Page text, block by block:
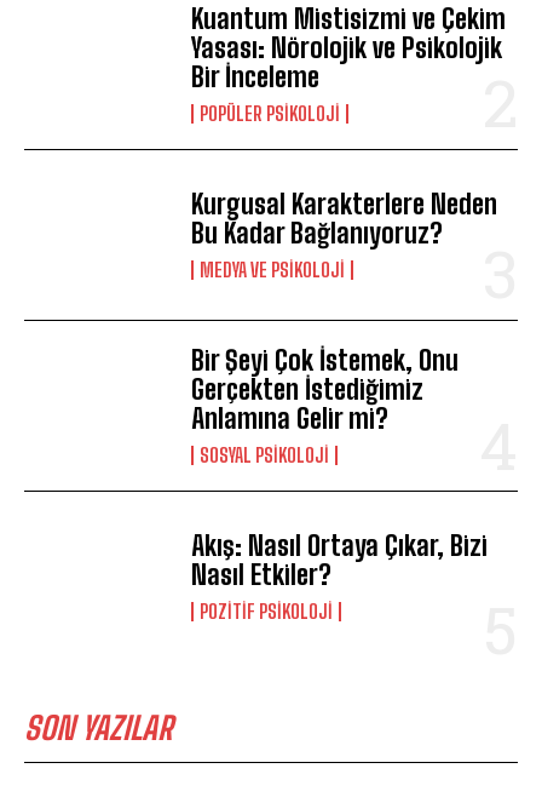
Kuantum Mistisizmi ve Çekim
Yasası: Nörolojik ve Psikolojik
Bir İnceleme
POPÜLER PSIKOLOJI
Kurgusal Karakterlere Neden
Bu Kadar Bağlanıyoruz?
MEDYA VE PSIKOLOJI
Bir Şeyi Çok İstemek, Onu
Gerçekten İstediğimiz
Anlamına Gelir mi?
SOSYAL PSIKOLOJI
Akış: Nasıl Ortaya Çıkar, Bizi
Nasıl Etkiler?
POZITIF PSIKOLOJI
SON YAZILAR